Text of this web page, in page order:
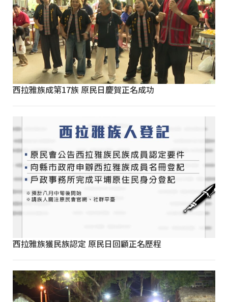
西拉雅族成第17族 原民日慶賀正名成功
西拉雅族獲民族認定 原民日回顧正名歷程